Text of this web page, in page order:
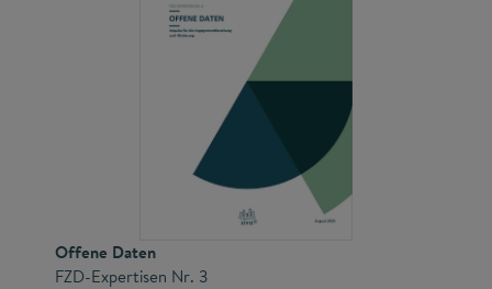
Offene Daten
FZD-Expertisen Nr. 3